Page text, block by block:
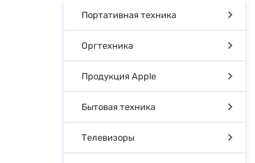
Портативная техника
Оргтехника
Продукция Apple
Бытовая техника
Телевизоры